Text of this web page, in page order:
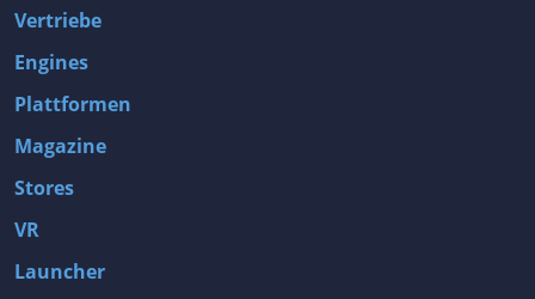
Vertriebe
Engines
Plattformen
Magazine
Stores
VR
Launcher